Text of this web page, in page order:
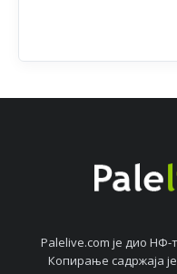
Palelive.com јe дио
Копирањe садржаја